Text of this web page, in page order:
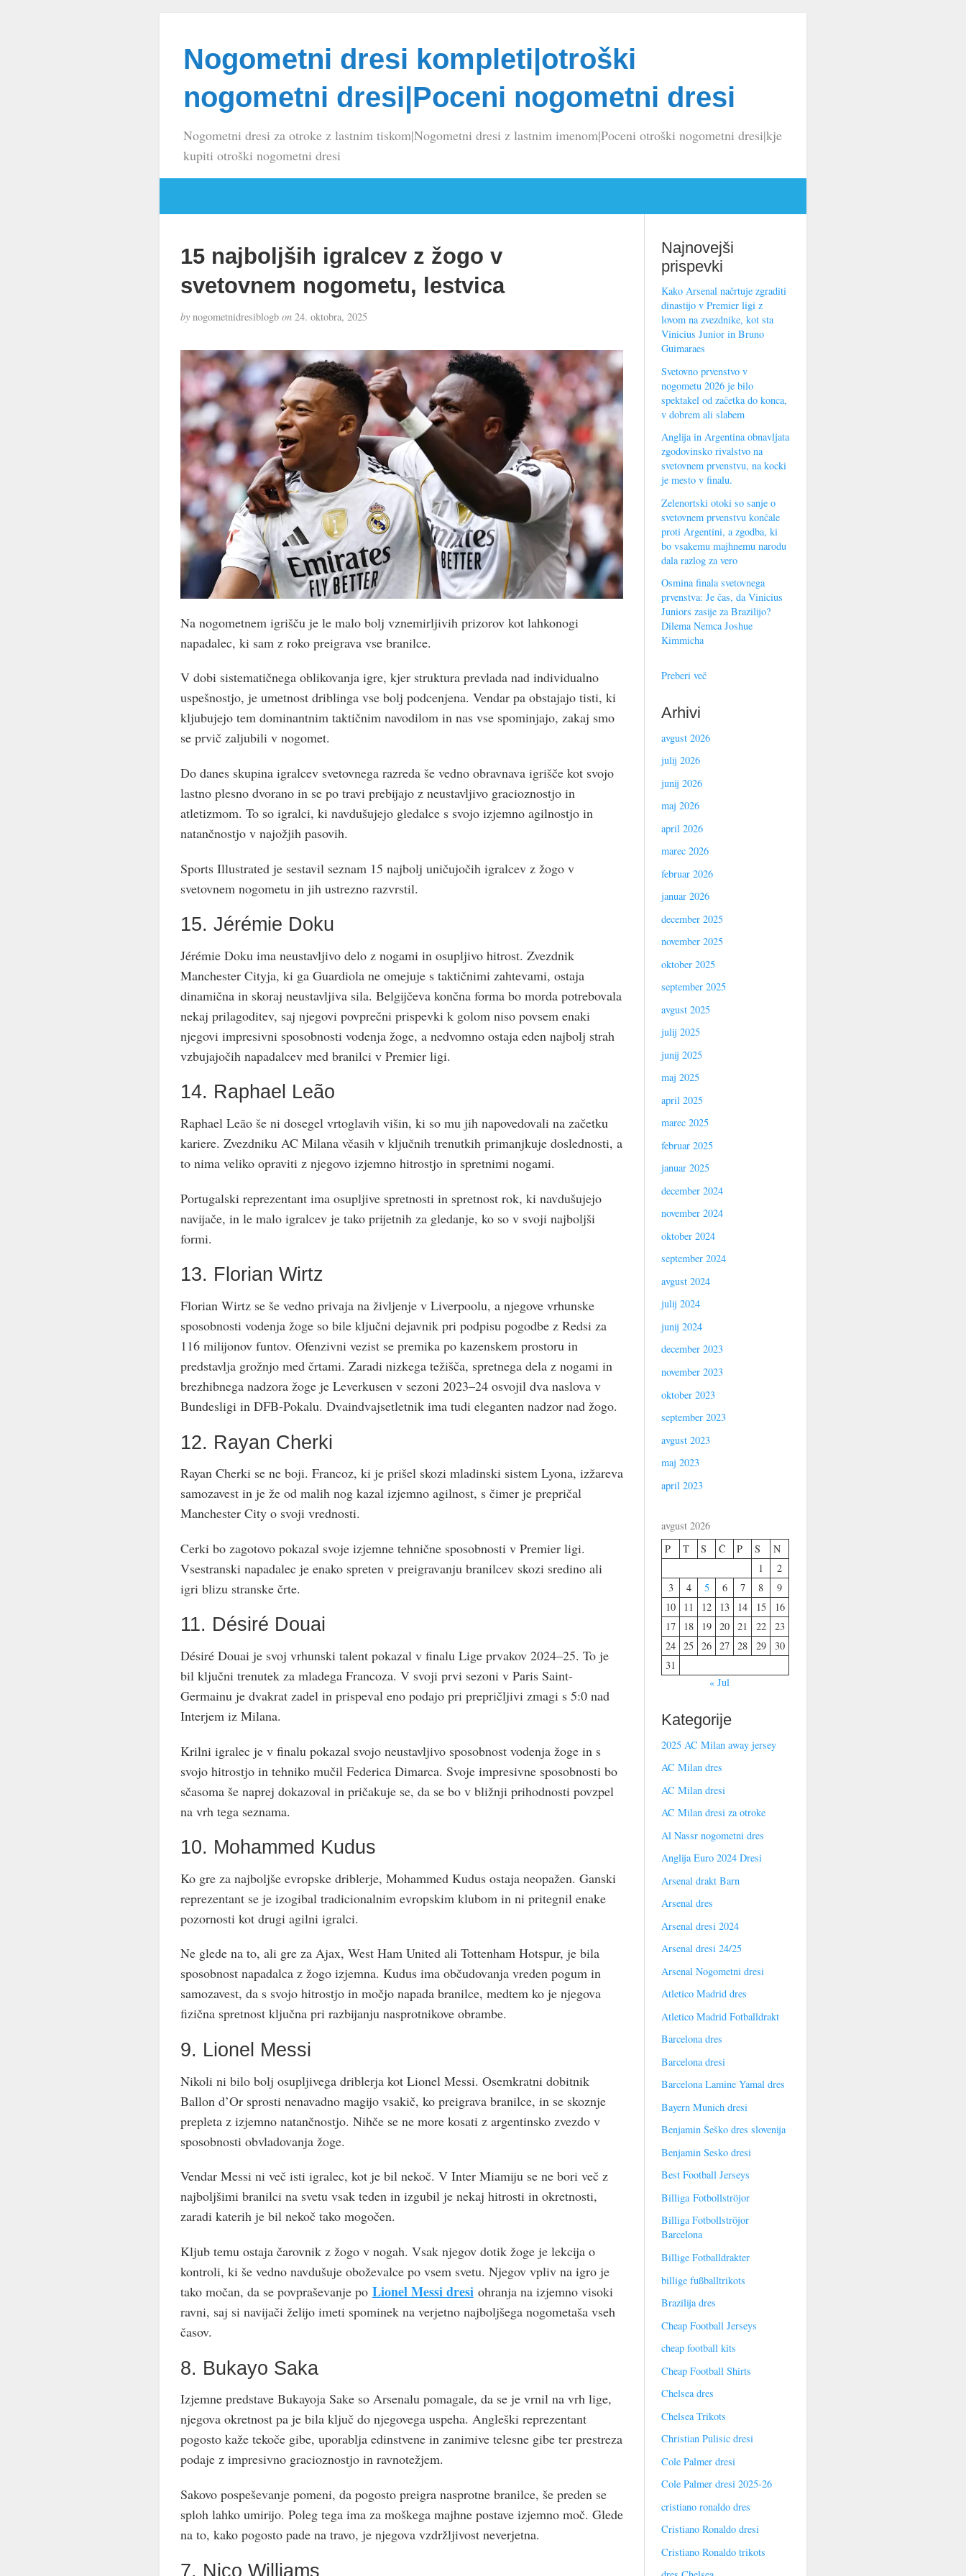
Nogometni dresi kompleti|otroški
nogometni dresi|Poceni nogometni dresi
Nogometni dresi za otroke z lastnim tiskom|Nogometni dresi z lastnim imenom|Poceni otroški nogometni dresi|kje
kupiti otroški nogometni dresi
15 najboljših igralcev z žogo v
svetovnem nogometu, lestvica
bynogometnidresiblogb on24. oktobra, 2025
Na nogometnem igrišču je le malo bolj vznemirljivih prizorov kot lahkonogi
napadalec, ki sam z roko preigrava vse branilce.
V dobi sistematičnega oblikovanja igre, kjer struktura prevlada nad individualno
uspešnostjo, je umetnost driblinga vse bolj podcenjena. Vendar pa obstajajo tisti, ki
kljubujejo tem dominantnim taktičnim navodilom in nas vse spominjajo, zakaj smo
se prvič zaljubili v nogomet.
Do danes skupina igralcev svetovnega razreda še vedno obravnava igrišče kot svojo
lastno plesno dvorano in se po travi prebijajo z neustavljivo gracioznostjo in
atletizmom. To so igralci, ki navdušujejo gledalce s svojo izjemno agilnostjo in
natančnostjo v najožjih pasovih.
Sports Illustrated je sestavil seznam 15 najbolj uničujočih igralcev z žogo v
svetovnem nogometu in jih ustrezno razvrstil.
15. Jérémie Doku
Jérémie Doku ima neustavljivo delo z nogami in osupljivo hitrost. Zvezdnik
Manchester Cityja, ki ga Guardiola ne omejuje s taktičnimi zahtevami, ostaja
dinamična in skoraj neustavljiva sila. Belgijčeva končna forma bo morda potrebovala
nekaj prilagoditev, saj njegovi povprečni prispevki k golom niso povsem enaki
njegovi impresivni sposobnosti vodenja žoge, a nedvomno ostaja eden najbolj strah
vzbujajočih napadalcev med branilci v Premier ligi.
14. Raphael Leão
Raphael Leão še ni dosegel vrtoglavih višin, ki so mu jih napovedovali na začetku
kariere. Zvezdniku AC Milana včasih v ključnih trenutkih primanjkuje doslednosti, a
to nima veliko opraviti z njegovo izjemno hitrostjo in spretnimi nogami.
Portugalski reprezentant ima osupljive spretnosti in spretnost rok, ki navdušujejo
navijače, in le malo igralcev je tako prijetnih za gledanje, ko so v svoji najboljši
formi.
13. Florian Wirtz
Florian Wirtz se še vedno privaja na življenje v Liverpoolu, a njegove vrhunske
sposobnosti vodenja žoge so bile ključni dejavnik pri podpisu pogodbe z Redsi za
116 milijonov funtov. Ofenzivni vezist se premika po kazenskem prostoru in
predstavlja grožnjo med črtami. Zaradi nizkega težišča, spretnega dela z nogami in
brezhibnega nadzora žoge je Leverkusen v sezoni 2023–24 osvojil dva naslova v
Bundesligi in DFB-Pokalu. Dvaindvajsetletnik ima tudi eleganten nadzor nad žogo.
12. Rayan Cherki
Rayan Cherki se ne boji. Francoz, ki je prišel skozi mladinski sistem Lyona, izžareva
samozavest in je že od malih nog kazal izjemno agilnost, s čimer je prepričal
Manchester City o svoji vrednosti.
Cerki bo zagotovo pokazal svoje izjemne tehnične sposobnosti v Premier ligi.
Vsestranski napadalec je enako spreten v preigravanju branilcev skozi sredino ali
igri blizu stranske črte.
11. Désiré Douai
Désiré Douai je svoj vrhunski talent pokazal v finalu Lige prvakov 2024–25. To je
bil ključni trenutek za mladega Francoza. V svoji prvi sezoni v Paris Saint-
Germainu je dvakrat zadel in prispeval eno podajo pri prepričljivi zmagi s 5:0 nad
Interjem iz Milana.
Krilni igralec je v finalu pokazal svojo neustavljivo sposobnost vodenja žoge in s
svojo hitrostjo in tehniko mučil Federica Dimarca. Svoje impresivne sposobnosti bo
sčasoma še naprej dokazoval in pričakuje se, da se bo v bližnji prihodnosti povzpel
na vrh tega seznama.
10. Mohammed Kudus
Ko gre za najboljše evropske driblerje, Mohammed Kudus ostaja neopažen. Ganski
reprezentant se je izogibal tradicionalnim evropskim klubom in ni pritegnil enake
pozornosti kot drugi agilni igralci.
Ne glede na to, ali gre za Ajax, West Ham United ali Tottenham Hotspur, je bila
sposobnost napadalca z žogo izjemna. Kudus ima občudovanja vreden pogum in
samozavest, da s svojo hitrostjo in močjo napada branilce, medtem ko je njegova
fizična spretnost ključna pri razbijanju nasprotnikove obrambe.
9. Lionel Messi
Nikoli ni bilo bolj osupljivega driblerja kot Lionel Messi. Osemkratni dobitnik
Ballon d’Or sprosti nenavadno magijo vsakič, ko preigrava branilce, in se skoznje
prepleta z izjemno natančnostjo. Nihče se ne more kosati z argentinsko zvezdo v
sposobnosti obvladovanja žoge.
Vendar Messi ni več isti igralec, kot je bil nekoč. V Inter Miamiju se ne bori več z
najboljšimi branilci na svetu vsak teden in izgubil je nekaj hitrosti in okretnosti,
zaradi katerih je bil nekoč tako mogočen.
Kljub temu ostaja čarovnik z žogo v nogah. Vsak njegov dotik žoge je lekcija o
kontroli, ki še vedno navdušuje oboževalce po vsem svetu. Njegov vpliv na igro je
tako močan, da se povpraševanje po Lionel Messi dresiohranja na izjemno visoki
ravni, saj si navijači želijo imeti spominek na verjetno najboljšega nogometaša vseh
časov.
8. Bukayo Saka
Izjemne predstave Bukayoja Sake so Arsenalu pomagale, da se je vrnil na vrh lige,
njegova okretnost pa je bila ključ do njegovega uspeha. Angleški reprezentant
pogosto kaže tekoče gibe, uporablja edinstvene in zanimive telesne gibe ter prestreza
podaje z impresivno gracioznostjo in ravnotežjem.
Sakovo pospeševanje pomeni, da pogosto preigra nasprotne branilce, še preden se
sploh lahko umirijo. Poleg tega ima za moškega majhne postave izjemno moč. Glede
na to, kako pogosto pade na travo, je njegova vzdržljivost neverjetna.
7. Nico Williams
Najnovejši
prispevki
Kako Arsenal načrtuje zgraditi
dinastijo v Premier ligi z
lovom na zvezdnike, kot sta
Vinicius Junior in Bruno
Guimaraes
Svetovno prvenstvo v
nogometu 2026 je bilo
spektakel od začetka do konca,
v dobrem ali slabem
Anglija in Argentina obnavljata
zgodovinsko rivalstvo na
svetovnem prvenstvu, na kocki
je mesto v finalu.
Zelenortski otoki so sanje o
svetovnem prvenstvu končale
proti Argentini, a zgodba, ki
bo vsakemu majhnemu narodu
dala razlog za vero
Osmina finala svetovnega
prvenstva: Je čas, da Vinicius
Juniors zasije za Brazilijo?
Dilema Nemca Joshue
Kimmicha
Preberi več
Arhivi
avgust 2026
julij 2026
junij 2026
maj 2026
april 2026
marec 2026
februar 2026
januar 2026
december 2025
november 2025
oktober 2025
september 2025
avgust 2025
julij 2025
junij 2025
maj 2025
april 2025
marec 2025
februar 2025
januar 2025
december 2024
november 2024
oktober 2024
september 2024
avgust 2024
julij 2024
junij 2024
december 2023
november 2023
oktober 2023
september 2023
avgust 2023
maj 2023
april 2023
avgust 2026
P
T S Č P S
N
1
2
3
4 5 6 7 8
9
10
11 12 13 14 15
16
17
18 19 20 21 22
23
24 25 26 27 28 29
30
31
« Jul
Kategorije
2025 AC Milan away jersey
AC Milan dres
AC Milan dresi
AC Milan dresi za otroke
Al Nassr nogometni dres
Anglija Euro 2024 Dresi
Arsenal drakt Barn
Arsenal dres
Arsenal dresi 2024
Arsenal dresi 24/25
Arsenal Nogometni dresi
Atletico Madrid dres
Atletico Madrid Fotballdrakt
Barcelona dres
Barcelona dresi
Barcelona Lamine Yamal dres
Bayern Munich dresi
Benjamin Šeško dres slovenija
Benjamin Sesko dresi
Best Football Jerseys
Billiga Fotbollströjor
Billiga Fotbollströjor
Barcelona
Billige Fotballdrakter
billige fußballtrikots
Brazilija dres
Cheap Football Jerseys
cheap football kits
Cheap Football Shirts
Chelsea dres
Chelsea Trikots
Christian Pulisic dresi
Cole Palmer dresi
Cole Palmer dresi 2025-26
cristiano ronaldo dres
Cristiano Ronaldo dresi
Cristiano Ronaldo trikots